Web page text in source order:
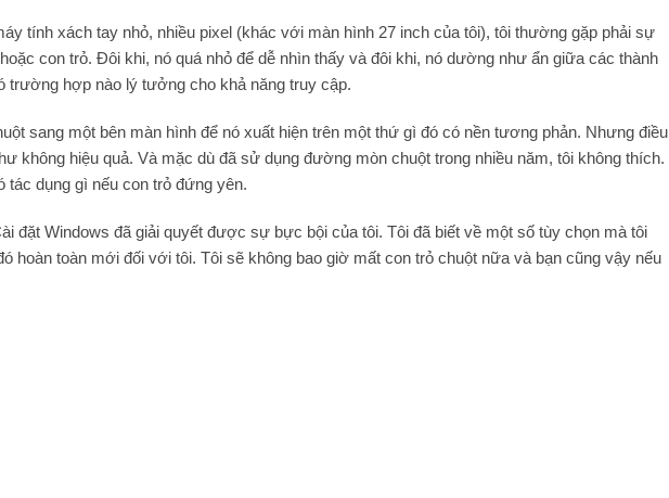
tính xách tay nhỏ, nhiều pixel (khác với màn hình 27 inch của tôi), tôi thường gặp phải sự
con trỏ. Đôi khi, nó quá nhỏ để dễ nhìn thấy và đôi khi, nó dường như ẩn giữa các thành
trường hợp nào lý tưởng cho khả năng truy cập.
sang một bên màn hình để nó xuất hiện trên một thứ gì đó có nền tương phản. Nhưng điều
không hiệu quả. Và mặc dù đã sử dụng đường mòn chuột trong nhiều năm, tôi không thích.
tác dụng gì nếu con trỏ đứng yên.
đặt Windows đã giải quyết được sự bực bội của tôi. Tôi đã biết về một số tùy chọn mà tôi
hoàn toàn mới đối với tôi. Tôi sẽ không bao giờ mất con trỏ chuột nữa và bạn cũng vậy nếu